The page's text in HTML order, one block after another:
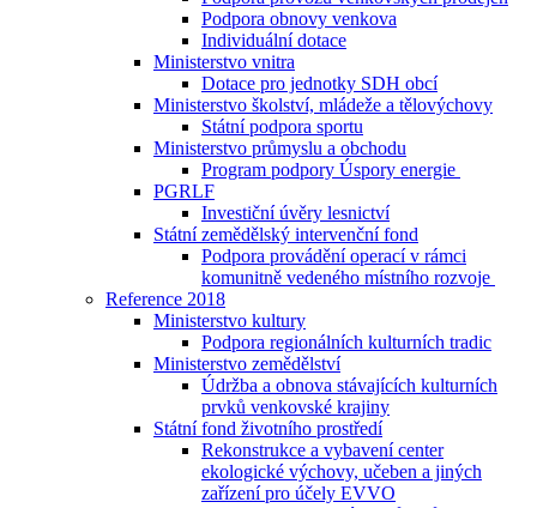
Podpora obnovy venkova
Individuální dotace
Ministerstvo vnitra
Dotace pro jednotky SDH obcí
Ministerstvo školství, mládeže a tělovýchovy
Státní podpora sportu
Ministerstvo průmyslu a obchodu
Program podpory Úspory energie
PGRLF
Investiční úvěry lesnictví
Státní zemědělský intervenční fond
Podpora provádění operací v rámci
komunitně vedeného místního rozvoje
Reference 2018
Ministerstvo kultury
Podpora regionálních kulturních tradic
Ministerstvo zemědělství
Údržba a obnova stávajících kulturních
prvků venkovské krajiny
Státní fond životního prostředí
Rekonstrukce a vybavení center
ekologické výchovy, učeben a jiných
zařízení pro účely EVVO